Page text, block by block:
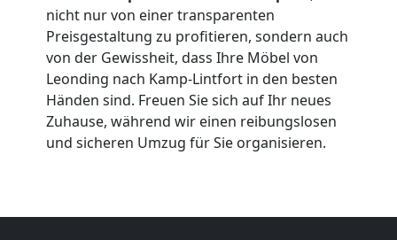
nicht nur von einer transparenten
Preisgestaltung zu profitieren, sondern auch
von der Gewissheit, dass Ihre Möbel von
Leonding nach Kamp-Lintfort in den besten
Händen sind. Freuen Sie sich auf Ihr neues
Zuhause, während wir einen reibungslosen
und sicheren Umzug für Sie organisieren.
Vereinsumzug
Leonding